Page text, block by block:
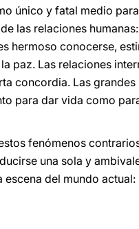
único y fatal medio
las relaciones
hermoso conocerse,
paz. Las relaciones
concordia. Las
para dar vida como
fenómenos
una sola y
del mundo actual: